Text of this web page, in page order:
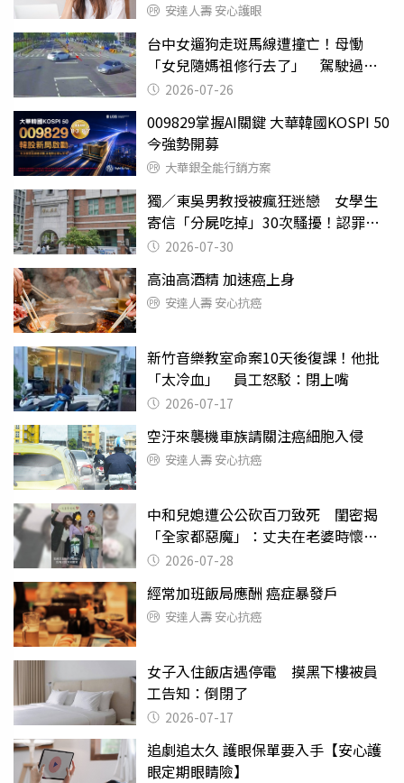
安達人壽 安心護眼
台中女遛狗走斑馬線遭撞亡！母慟
「女兒隨媽祖修行去了」 駕駛過失
致死判9月
2026-07-26
009829掌握AI關鍵 大華韓國KOSPI 50
今強勢開募
大華銀全能行銷方案
獨／東吳男教授被瘋狂迷戀 女學生
寄信「分屍吃掉」30次騷擾！認罪免
關 2026-07-30
高油高酒精 加速癌上身
安達人壽 安心抗癌
新竹音樂教室命案10天後復課！他批
「太冷血」 員工怒駁：閉上嘴
2026-07-17
空汙來襲機車族請關注癌細胞入侵
安達人壽 安心抗癌
中和兒媳遭公公砍百刀致死 閨密揭
「全家都惡魔」：丈夫在老婆時懷孕
摔東西
2026-07-28
經常加班飯局應酬 癌症暴發戶
安達人壽 安心抗癌
女子入住飯店遇停電 摸黑下樓被員
工告知：倒閉了
2026-07-17
追劇追太久 護眼保單要入手【安心護
眼定期眼睛險】